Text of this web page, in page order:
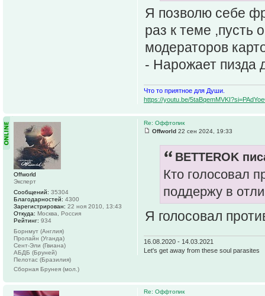
Я позволю себе
раз к теме ,пусть
модераторов
- Нарожает пизда
Что то приятное для Души.
https://youtu.be/
Re: Оффтопик
Offworld 22 сен 2024, 19:33
BETTEROK
Кто голосовал
поддержу в
Я голосовал
16.08.2020 - 14.03.2021
Let's get away from these soul parasites
Offworld
Эксперт
Сообщений: 35304
Благодарностей: 4300
Зарегистрирован: 22 ноя 2010, 13:43
Откуда: Москва, Россия
Рейтинг: 934
Борнмут (Англия)
Пролайн (Уганда)
Сент-Эли (Гвиана)
АБДБ (Бруней)
Пелотас (Бразилия)
Сборная Брунея (мол.)
Re: Оффтопик